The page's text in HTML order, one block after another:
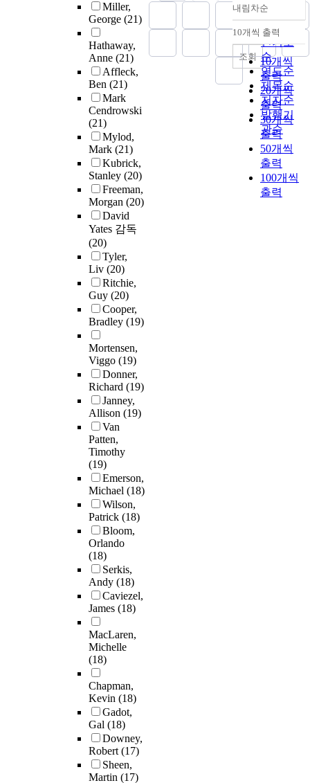
Miller,
George (21)
Hathaway,
Anne (21)
Affleck,
Ben (21)
Mark
Cendrowski
(21)
Mylod,
Mark (21)
Kubrick,
Stanley (20)
Freeman,
Morgan (20)
David
Yates 감독
(20)
Tyler,
Liv (20)
Ritchie,
Guy (20)
Cooper,
Bradley (19)
Mortensen,
Viggo (19)
Donner,
Richard (19)
Janney,
Allison (19)
Van
Patten,
Timothy
(19)
Emerson,
Michael (18)
Wilson,
Patrick (18)
Bloom,
Orlando
(18)
Serkis,
Andy (18)
Caviezel,
James (18)
MacLaren,
Michelle
(18)
Chapman,
Kevin (18)
Gadot,
Gal (18)
Downey,
Robert(17)
Sheen,
Martin (17)
정확도
순
인기도
순
연도순
제목순
저자순
발행기
관순
내림차순
내림차순
10개씩 출력
10개씩
출력
20개씩
출력
30개씩
출력
50개씩
출력
100개씩
출력
조회